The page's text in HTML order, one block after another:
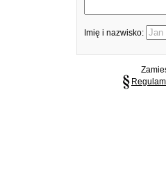
Imię i nazwisko: